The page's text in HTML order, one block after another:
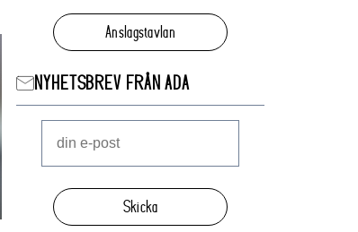
Anslagstavlan
NYHETSBREV FRÅN ADA
Skicka